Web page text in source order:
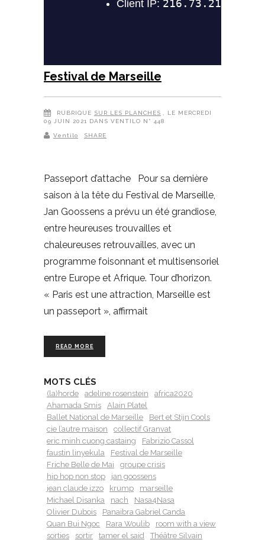
Festival de Marseille
RUBRIQUE SUR LES PLANCHES
, LE MERCREDI
09 JUIN 2021 DANS VENTILO N° 448
Ventilo SHARE
Passeport d’attache Pour sa dernière
saison à la tête du Festival de Marseille,
Jan Goossens a prévu un été grandiose,
entre heureuses trouvailles et
chaleureuses retrouvailles, avec un
programme foisonnant et multisensoriel
entre Europe et Afrique. Tour d’horizon.
« Paris est une attraction, Marseille est
un passeport », affirmait
READ MORE
MOTS CLÉS
(la)horde adeline rosenstein
africa2020
Ahamada Smis
Alain Platel
Ballet National de Marseille
Bert et Stijn Cools
cie l’autre maison
collectif Granvat
eric minh cuong castaing
Fabrizio Cassol
faustin linyekula
Festival de Marseille
Friche Belle de Mai
groupe crisis
hip hop non stop
jan goossens
jean claude izzo
krump
marseille
Michael Disanka
nach
Nasa4Nasa
Olivier Dubois
Panaibra Gabriel Canda
Quan Bui Ngoc
Rara Woulib
room with a view
sorties
sortir tamer el said Théâtre Silvain